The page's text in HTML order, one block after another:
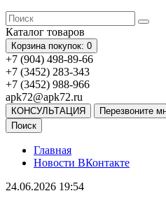
Каталог товаров
Корзина покупок: 0
+7 (904) 498-89-66
+7 (3452) 283-343
+7 (3452) 988-966
apk72@apk72.ru
КОНСУЛЬТАЦИЯ
Перезвоните
Поиск
Главная
Новости ВКонтакте
24.06.2026 19:54